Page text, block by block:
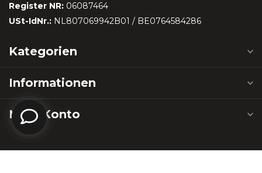
Register NR: 06087464
USt-IdNr.: NL807069942B01 / BE0764584286
Kategorien
Informationen
Mein Konto